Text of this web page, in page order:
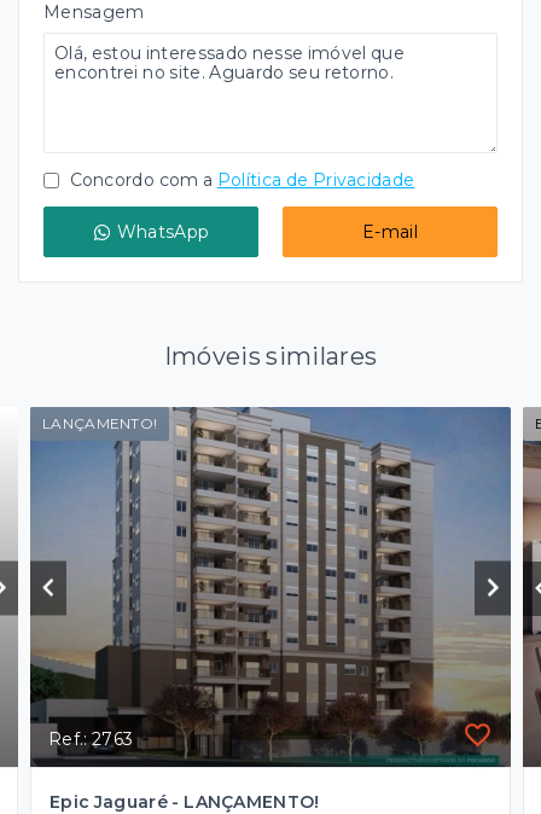
Mensagem
Concordo com a Política de Privacidade
WhatsApp E-mail
Imóveis similares
LANÇAMENTO!
Ref.: 2763
Epic Jaguaré - LANÇAMENTO!